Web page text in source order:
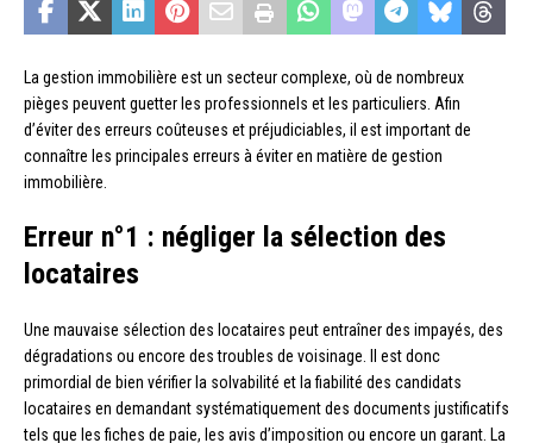
La gestion immobilière est un secteur complexe, où de nombreux
pièges peuvent guetter les professionnels et les particuliers. Afin
d’éviter des erreurs coûteuses et préjudiciables, il est important de
connaître les principales erreurs à éviter en matière de gestion
immobilière.
Erreur n°1 : négliger la sélection des
locataires
Une mauvaise sélection des locataires peut entraîner des impayés, des
dégradations ou encore des troubles de voisinage. Il est donc
primordial de bien vérifier la solvabilité et la fiabilité des candidats
locataires en demandant systématiquement des documents justificatifs
tels que les fiches de paie, les avis d’imposition ou encore un garant. La